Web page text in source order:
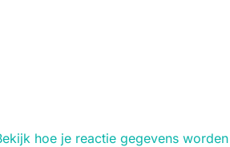
hoe je reactie gegevens